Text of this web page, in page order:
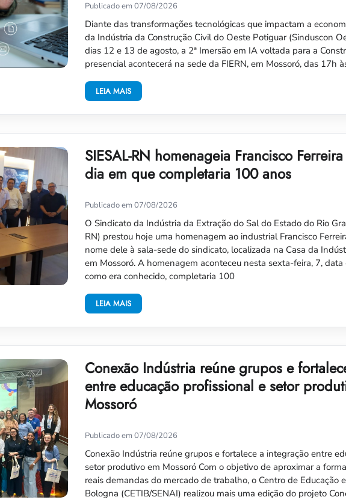
Publicado em 07/08/2026
Diante das transformações tecnológicas que impactam a
da Indústria da Construção Civil do Oeste Potiguar (Sinduscon
dias 12 e 13 de agosto, a 2ª Imersão em IA voltada para a
presencial acontecerá na sede da FIERN, em Mossoró, das 17h
LEIA MAIS
SIESAL-RN homenageia Francisco
dia em que completaria 100 anos
Publicado em 07/08/2026
O Sindicato da Indústria da Extração do Sal do Estado do Rio
RN) prestou hoje uma homenagem ao industrial Francisco
nome dele à sala-sede do sindicato, localizada na Casa da
em Mossoró. A homenagem aconteceu nesta sexta-feira, 7,
como era conhecido, completaria 100
LEIA MAIS
Conexão Indústria reúne grupos e
entre educação profissional e setor
Mossoró
Publicado em 07/08/2026
Conexão Indústria reúne grupos e fortalece a integração entre
setor produtivo em Mossoró Com o objetivo de aproximar a
reais demandas do mercado de trabalho, o Centro de Educação
Bologna (CETIB/SENAI) realizou mais uma edição do projeto